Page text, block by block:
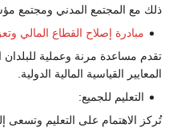
ذلك مع المجتمع المدني ومجتمع
مبادرة إصلاح القطاع المالي
تقدم مساعدة مرنة وعملية للبلدان
المعايير القياسية المالية الدولية.
التعليم للجميع:
تُركز الاهتمام على التعليم وتسعى